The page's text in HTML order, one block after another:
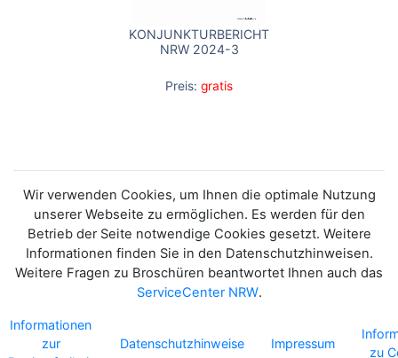
KONJUNKTURBERICHT
NRW 2024-3
Preis: gratis
Wir verwenden Cookies, um Ihnen die optimale Nutzung
unserer Webseite zu ermöglichen. Es werden für den
Betrieb der Seite notwendige Cookies gesetzt. Weitere
Informationen finden Sie in den Datenschutzhinweisen.
Weitere Fragen zu Broschüren beantwortet Ihnen auch das
ServiceCenter NRW.
Informationen
zur
Datenschutzhinweise Impressum
zu